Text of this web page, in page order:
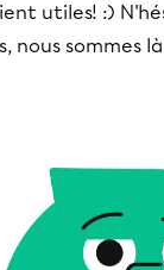
utiles! :)
nous sommes